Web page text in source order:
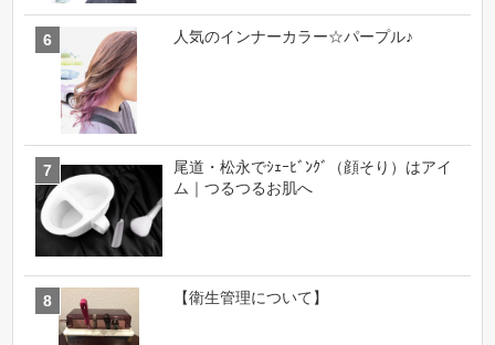
人気のインナーカラー☆パープル♪
尾道・松永でｼｪｰﾋﾞﾝｸﾞ（顔そり）はアイ
ム｜つるつるお肌へ
【衛生管理について】